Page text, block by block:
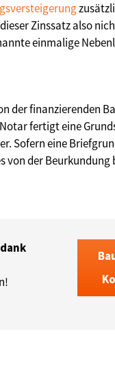
Zinssatz also
einmalige
der finanzierenden
fertigt eine
Sofern eine
von der